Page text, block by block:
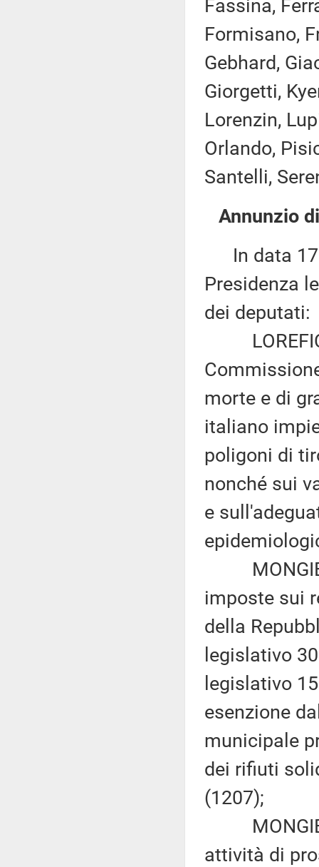
Fassina,
Formisano,
Gebhard,
Giorgetti,
Lorenzin,
Orlando,
Santelli,
Annunzio
In data 17
Presidenza
dei deputati:
morte e di
italiano
poligoni di
nonché sui
e
imposte sui
della
legislativo
legislativo
esenzione
municipale
dei rifiuti
(1207);
attività di